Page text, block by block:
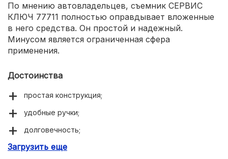
По мнению автовладельцев, съемник СЕРВИС
КЛЮЧ 77711 полностью оправдывает вложенные
в него средства. Он простой и надежный.
Минусом является ограниченная сфера
применения.
Достоинства
простая конструкция;
удобные ручки;
долговечность;
надежная фиксация.
Загрузить еще